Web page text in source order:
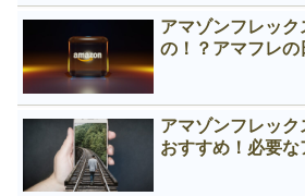
アマゾンフレッ
の！？アマフレの
アマゾンフレッ
おすすめ！必要な